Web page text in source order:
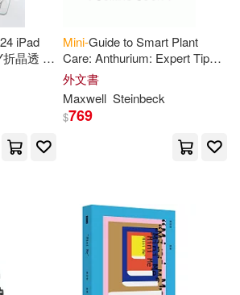
Nancy(19)
Corporation(19)
& Small (COR)(19)
Pubns(13)
Ltd(12)
Inc.(12)
iPad
晶透 防
(合購價)
Mini-Guide to Smart Plant
Care: Anthurium: Expert Tips
for Velvet-Leaf and Flowering
Varieties (A Practical Guide to
外文書
Maxwell Steinbeck
$769